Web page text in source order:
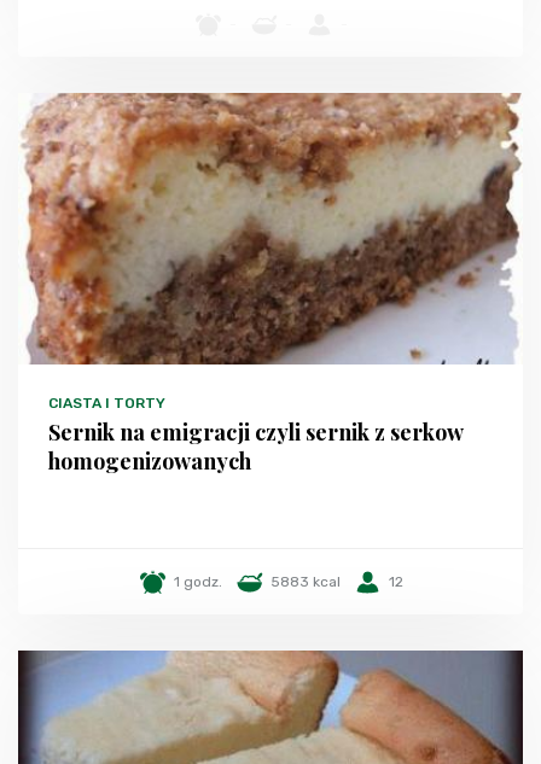
CIASTA I TORTY
Sernik na emigracji czyli sernik z serkow
homogenizowanych
1 godz. 5883 kcal 12